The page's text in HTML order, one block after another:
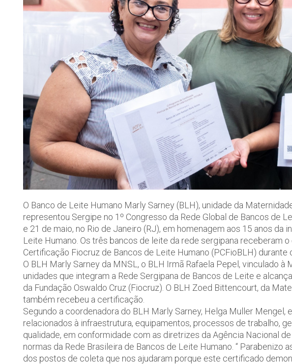
O Banco de Leite Humano Marly Sarney (BLH), unidade da
representou Sergipe no 1º Congresso da Rede Global de Bancos de
e 21 de maio, no Rio de Janeiro (RJ), em homenagem aos 15 anos da
Leite Humano. Os três bancos de leite da rede sergipana receberam
Certificação Fiocruz de Bancos de Leite Humano (PCFioBLH) durante
O BLH Marly Sarney da MNSL, o BLH Irmã Rafaela Pepel, vinculado à
unidades que integram a Rede Sergipana de Bancos de Leite e
da Fundação Oswaldo Cruz (Fiocruz). O BLH Zoed Bittencourt, da
também recebeu a certificação.
Segundo a coordenadora do BLH Marly Sarney, Helga Muller
relacionados à infraestrutura, equipamentos, processos de trabalho,
qualidade, em conformidade com as diretrizes da Agência Nacional
normas da Rede Brasileira de Bancos de Leite Humano. “ Parabenizo
dos postos de coleta que nos ajudaram porque este certificado